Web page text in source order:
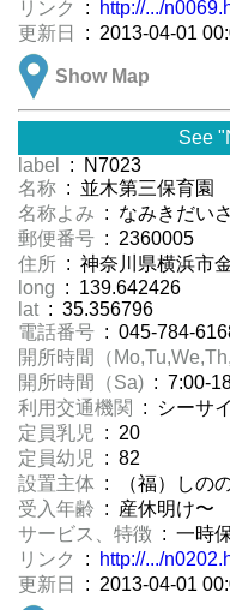
リンク :
http://.../
更新日
: 2013-04-01
Show Map
See
label
: N7023
名称 : 並木第三保育園
名称よみ : なみきだい
郵便番号 : 2360005
住所 : 神奈川県横浜市
long : 139.642426
lat : 35.356796
電話番号 : 045-784-
開所時間（
開所時間（Sa) : 7:00-
利用交通機関
: シーサ
定員乳児
: 20
定員幼児
: 82
設置主体 : （福）しの
受入年齢 : 産休明け〜
サービス、特徴 : 一時
リンク
:
http://.../
更新日
: 2013-04-01